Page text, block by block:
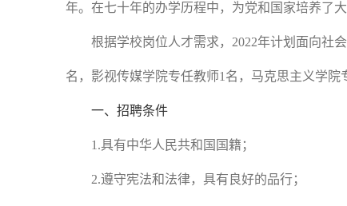
年。在七十年的办学历程中，为党和国家培养了
根据学校岗位人才需求， 2022年计划面向社
名，影视传媒学院专任教师1名，马克思主义学院
一、 招聘条件
1.具有中华人民共和国国籍；
2.遵守宪法和法律，具有良好的品行；